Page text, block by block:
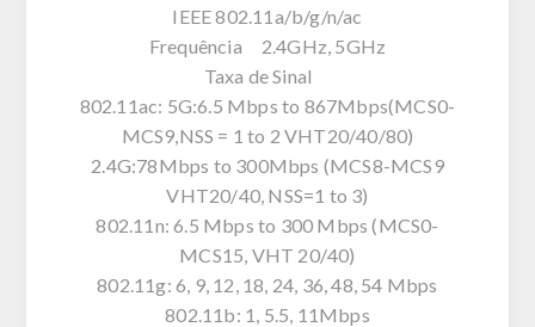
IEEE 802.11a/b/g/n/ac
Frequência 2.4GHz, 5GHz
Taxa de Sinal
802.11ac: 5G:6.5 Mbps to 867Mbps(MCS0-
MCS9,NSS = 1 to 2 VHT20/40/80)
2.4G:78Mbps to 300Mbps (MCS8-MCS9
VHT20/40, NSS=1 to 3)
802.11n: 6.5 Mbps to 300 Mbps (MCS0-
MCS15, VHT 20/40)
802.11g: 6, 9, 12, 18, 24, 36, 48, 54 Mbps
802.11b: 1, 5.5, 11Mbps